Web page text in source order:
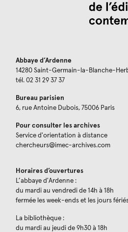
Abbaye d’Ardenne
14280 Saint-Germain-la-Blanche-
tél. 02 31 29 37 37
Bureau parisien
6, rue Antoine Dubois, 75006 Paris
Pour consulter les archives
Service d'orientation à distance
chercheurs@imec-archives.com
Horaires d’ouvertures
L’abbaye d'Ardenne :
du mardi au vendredi de 14h à 18h
fermée les week-ends et les jours
La bibliothèque :
du mardi au jeudi de 9h30 à 18h